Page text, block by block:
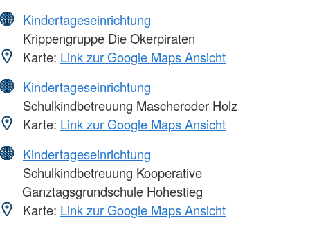
Kindertageseinrichtung
Krippengruppe Die Okerpiraten
Karte: Link zur Google Maps Ansicht
Kindertageseinrichtung
Schulkindbetreuung Mascheroder Holz
Karte: Link zur Google Maps Ansicht
Kindertageseinrichtung
Schulkindbetreuung Kooperative
Ganztagsgrundschule Hohestieg
Karte: Link zur Google Maps Ansicht